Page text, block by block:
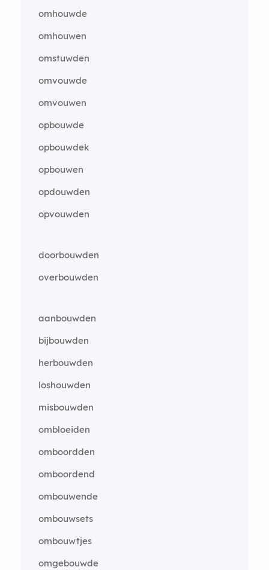
omhouwde
omhouwen
omstuwden
omvouwde
omvouwen
opbouwde
opbouwdek
opbouwen
opdouwden
opvouwden
doorbouwden
overbouwden
aanbouwden
bijbouwden
herbouwden
loshouwden
misbouwden
ombloeiden
omboordden
omboordend
ombouwende
ombouwsets
ombouwtjes
omgebouwde